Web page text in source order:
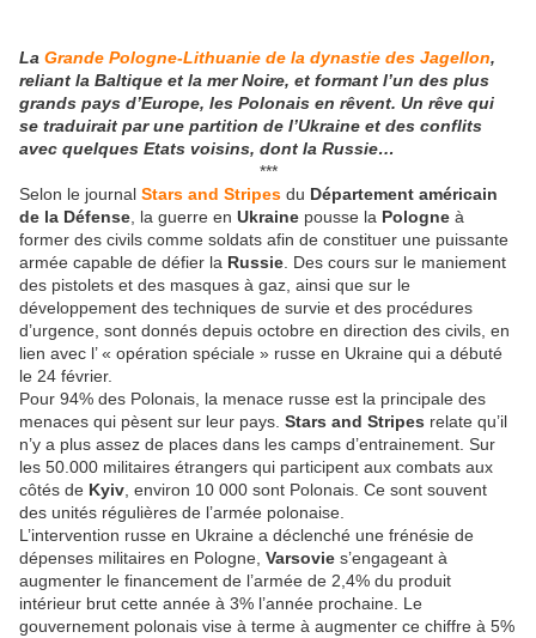
La Grande Pologne-Lithuanie de la dynastie des Jagellon,
reliant la Baltique et la mer Noire, et formant l’un des plus
grands pays d’Europe, les Polonais en rêvent. Un rêve qui
se traduirait par une partition de l’Ukraine et des conflits
avec quelques Etats voisins, dont la Russie…
***
Selon le journal Stars and Stripes du Département américain
de la Défense , la guerre en Ukraine pousse la Pologne à
former des civils comme soldats afin de constituer une puissante
armée capable de défier la Russie . Des cours sur le maniement
des pistolets et des masques à gaz, ainsi que sur le
développement des techniques de survie et des procédures
d’urgence, sont donnés depuis octobre en direction des civils, en
lien avec l’ « opération spéciale » russe en Ukraine qui a débuté
le 24 février.
Pour 94% des Polonais, la menace russe est la principale des
menaces qui pèsent sur leur pays. Stars and Stripes relate qu’il
n’y a plus assez de places dans les camps d’entrainement. Sur
les 50.000 militaires étrangers qui participent aux combats aux
côtés de Kyiv , environ 10 000 sont Polonais. Ce sont souvent
des unités régulières de l’armée polonaise.
L’intervention russe en Ukraine a déclenché une frénésie de
dépenses militaires en Pologne, Varsovie s’engageant à
augmenter le financement de l’armée de 2,4% du produit
intérieur brut cette année à 3% l’année prochaine. Le
gouvernement polonais vise à terme à augmenter ce chiffre à 5%